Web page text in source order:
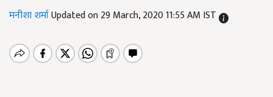
मनीशा शर्माUpdated on 29 March, 2020 11:55 AM IST